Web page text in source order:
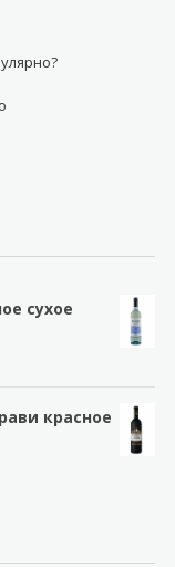
сухое
красное